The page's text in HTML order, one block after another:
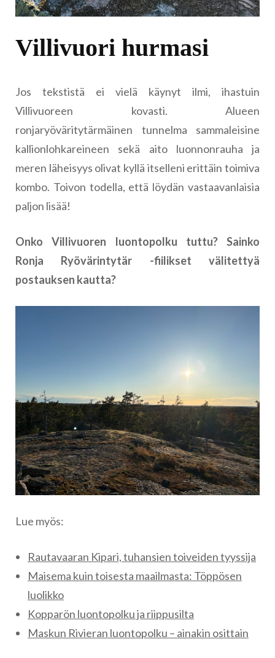
Villivuori hurmasi
Jos tekstistä ei vielä käynyt ilmi, ihastuin
Villivuoreen kovasti. Alueen
ronjaryöväritytärmäinen tunnelma sammaleisine
kallionlohkareineen sekä aito luonnonrauha ja
meren läheisyys olivat kyllä itselleni erittäin toimiva
kombo. Toivon todella, että löydän vastaavanlaisia
paljon lisää!
Onko Villivuoren luontopolku tuttu? Sainko
Ronja Ryövärintytär -fiilikset välitettyä
postauksen kautta?
Lue myös:
Rautavaaran Kipari, tuhansien toiveiden tyyssija
Maisema kuin toisesta maailmasta: Töppösen
luolikko
Kopparön luontopolku ja riippusilta
Maskun Rivieran luontopolku – ainakin osittain